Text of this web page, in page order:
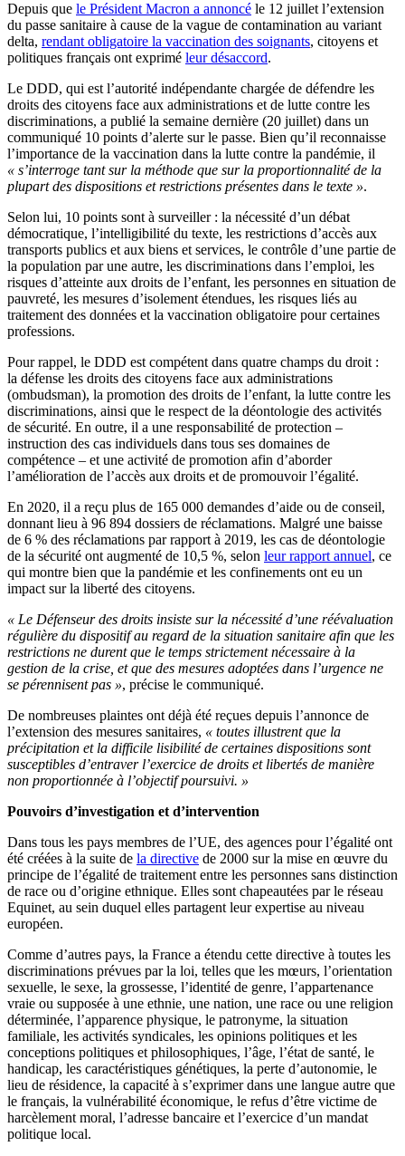
Depuis que le Président Macron a annoncé le 12 juillet l’extension
du passe sanitaire à cause de la vague de contamination au variant
delta, rendant obligatoire la vaccination des soignants, citoyens et
politiques français ont exprimé leur désaccord.
Le DDD, qui est l’autorité indépendante chargée de défendre les
droits des citoyens face aux administrations et de lutte contre les
discriminations, a publié la semaine dernière (20 juillet) dans un
communiqué 10 points d’alerte sur le passe. Bien qu’il reconnaisse
l’importance de la vaccination dans la lutte contre la pandémie, il
« s’interroge tant sur la méthode que sur la proportionnalité de la
plupart des dispositions et restrictions présentes dans le texte ».
Selon lui, 10 points sont à surveiller : la nécessité d’un débat
démocratique, l’intelligibilité du texte, les restrictions d’accès aux
transports publics et aux biens et services, le contrôle d’une partie de
la population par une autre, les discriminations dans l’emploi, les
risques d’atteinte aux droits de l’enfant, les personnes en situation de
pauvreté, les mesures d’isolement étendues, les risques liés au
traitement des données et la vaccination obligatoire pour certaines
professions.
Pour rappel, le DDD est compétent dans quatre champs du droit :
la défense les droits des citoyens face aux administrations
(ombudsman), la promotion des droits de l’enfant, la lutte contre les
discriminations, ainsi que le respect de la déontologie des activités
de sécurité. En outre, il a une responsabilité de protection –
instruction des cas individuels dans tous ses domaines de
compétence – et une activité de promotion afin d’aborder
l’amélioration de l’accès aux droits et de promouvoir l’égalité.
En 2020, il a reçu plus de 165 000 demandes d’aide ou de conseil,
donnant lieu à 96 894 dossiers de réclamations. Malgré une baisse
de 6 % des réclamations par rapport à 2019, les cas de déontologie
de la sécurité ont augmenté de 10,5 %, selon leur rapport annuel, ce
qui montre bien que la pandémie et les confinements ont eu un
impact sur la liberté des citoyens.
« Le Défenseur des droits insiste sur la nécessité d’une réévaluation
régulière du dispositif au regard de la situation sanitaire afin que les
restrictions ne durent que le temps strictement nécessaire à la
gestion de la crise, et que des mesures adoptées dans l’urgence ne
se pérennisent pas », précise le communiqué.
De nombreuses plaintes ont déjà été reçues depuis l’annonce de
l’extension des mesures sanitaires, « toutes illustrent que la
précipitation et la difficile lisibilité de certaines dispositions sont
susceptibles d’entraver l’exercice de droits et libertés de manière
non proportionnée à l’objectif poursuivi. »
Pouvoirs d’investigation et d’intervention
Dans tous les pays membres de l’UE, des agences pour l’égalité ont
été créées à la suite de la directive de 2000 sur la mise en œuvre du
principe de l’égalité de traitement entre les personnes sans distinction
de race ou d’origine ethnique. Elles sont chapeautées par le réseau
Equinet, au sein duquel elles partagent leur expertise au niveau
européen.
Comme d’autres pays, la France a étendu cette directive à toutes les
discriminations prévues par la loi, telles que les mœurs, l’orientation
sexuelle, le sexe, la grossesse, l’identité de genre, l’appartenance
vraie ou supposée à une ethnie, une nation, une race ou une religion
déterminée, l’apparence physique, le patronyme, la situation
familiale, les activités syndicales, les opinions politiques et les
conceptions politiques et philosophiques, l’âge, l’état de santé, le
handicap, les caractéristiques génétiques, la perte d’autonomie, le
lieu de résidence, la capacité à s’exprimer dans une langue autre que
le français, la vulnérabilité économique, le refus d’être victime de
harcèlement moral, l’adresse bancaire et l’exercice d’un mandat
politique local.